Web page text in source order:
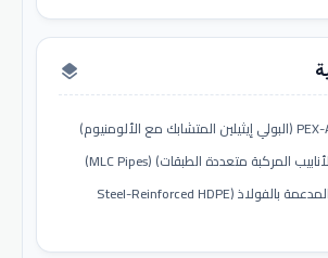
layers
أنابيب HDPE المدعمة بالفولاذ (Steel-Reinforced HDPE